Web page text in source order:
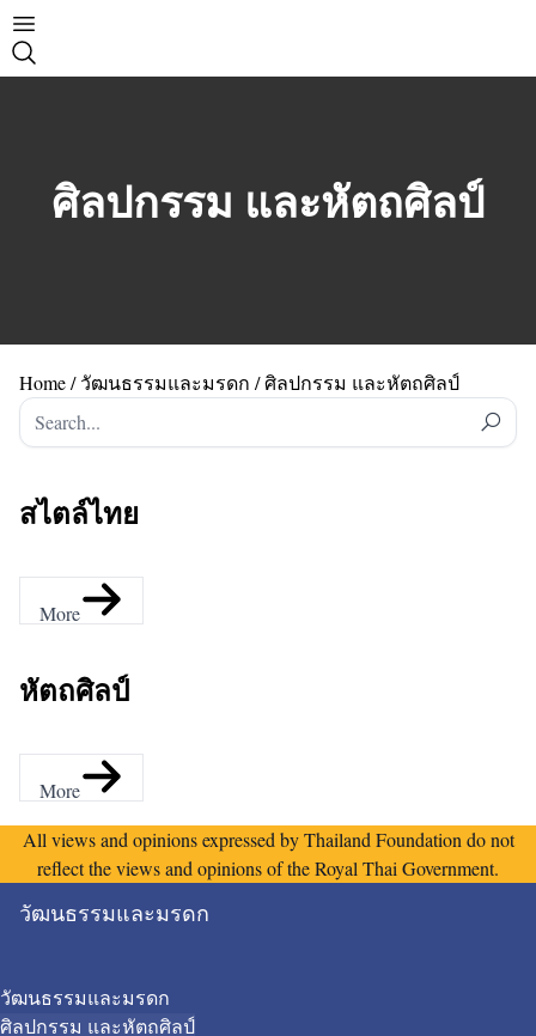
ศิลปกรรม และหัตถศิลป์
Home/วัฒนธรรมและมรดก /ศิลปกรรม และหัตถศิลป์
S
e
c
สไตล์ไทย
More
หัตถศิลป์
More
All views and opinions expressed by Thailand Foundation do not
reflect the views and opinions of the Royal Thai Government.
วัฒนธรรมและมรดก
วัฒนธรรมและมรดก
ศิลปกรรม และหัตถศิลป์